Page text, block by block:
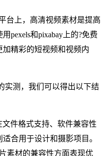
台上，高清视频素材是提高
pexels和pixabay上的?免费
精彩的短视频和视频内
实测，我们可以得出以下结
文件格式支持、软件兼容性
合用于设计和摄影项目。
素材的兼容性方面表现优